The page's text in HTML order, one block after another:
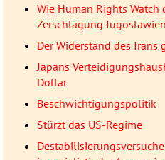
Wie Human Rights Watch
Zerschlagung
Der Widerstand des Irans
Japans
Dollar
Beschwichtigungspolitik
Stürzt das US-Regime